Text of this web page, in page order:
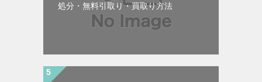
処分・無料引取り・買取り方法